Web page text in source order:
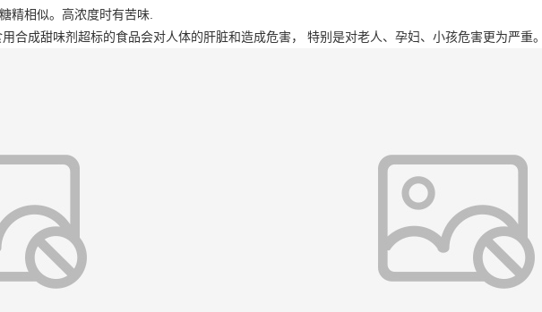
精相似。高浓度时有苦味.
合成甜味剂超标的食品会对人体的肝脏和造成危害， 特别是对老人、孕妇、小孩危害更为严重